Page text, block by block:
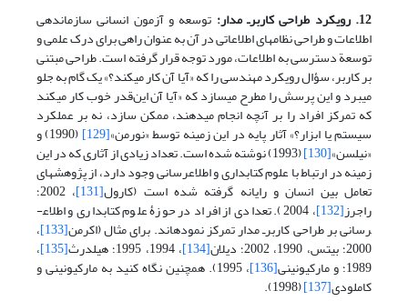
12. رویکرد طراحی کاربرـ مدار:
توسعه و آزمون انسانی سازماندهی
اطلاعات و طراحی نظامهای اطلاعاتی در آن به عنوان راهی برای درک علمی و
توسعة دسترسی به اطلاعات، مورد توجه قرار گرفته است. طراحی مبتنی
بر کاربر، سؤال رویکرد مهندسی را که «آیا آن کار می­کند؟» یک گام به جلو
می­برد و این پرسش را مطرح می­سازد که «آیا آن این‌قدر خوب کار می­کند
که تمرکز افراد را بر آنچه انجام می­دهند، ممکن سازد، نه بر عملکرد
سیستم یا ابزار؟» آثار پایه در این زمینه توسط «نورمن»[129] (1990) و
«نیلسن»[130] (1993) نوشته شده است. تعداد زیادی از آثاری که در این
زمینه در ارتباط با علوم کتابداری و اطلاع­رسانی وجود دارد، از پژوهشهای
تعامل بین انسان و رایانه گرفته شده است (کارول[131] ، 2002؛
راجرز[132] ، 2004). تعدادی از افراد در حوزۀ علوم کتابداری و اطلاع­
رسانی بر طراحی کاربرـ مدار تمرکز نموده­اند. برای مثال (اکرمن[133] ،
2000؛ بیتس، 1990، 2002؛ دیلان [134] ، 1994، 1995؛ هیلدرث [135] ،
1989؛ و مارکیونینی [136] ، 1995). همچنین نگاه کنید به مارکیونینی و
کاملودی[137]
(1998).